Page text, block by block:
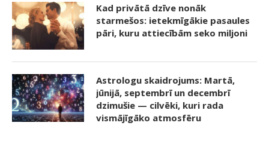
Kad privātā dzīve nonāk
starmešos: ietekmīgākie pasaules
pāri, kuru attiecībām seko miljoni
Astrologu skaidrojums: Martā,
jūnijā, septembrī un decembrī
dzimušie — cilvēki, kuri rada
vismājīgāko atmosfēru